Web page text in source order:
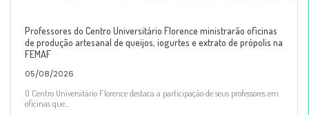
Professores do Centro Universitário Florence ministrarão oficinas
de produção artesanal de queijos, iogurtes e extrato de própolis na
FEMAF
05/08/2026
O Centro Universitário Florence destaca a participação de seus professores em
oficinas que...